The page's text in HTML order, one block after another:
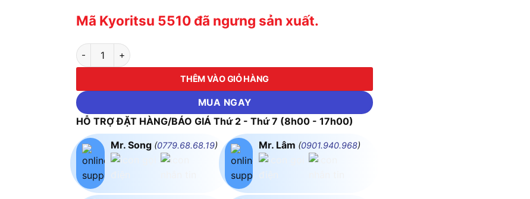
Mã Kyoritsu 5510 đã ngưng sản xuất.
Thiết bị đo nhiệt độ từ xa KYORITSU 5510 số lượng
THÊM VÀO GIỎ HÀNG
MUA NGAY
HỖ TRỢ ĐẶT HÀNG/BÁO GIÁ Thứ 2 - Thứ 7 (8h00 - 17h00)
Mr. Song (0779.68.68.19) Mr. Lâm (0901.940.968)